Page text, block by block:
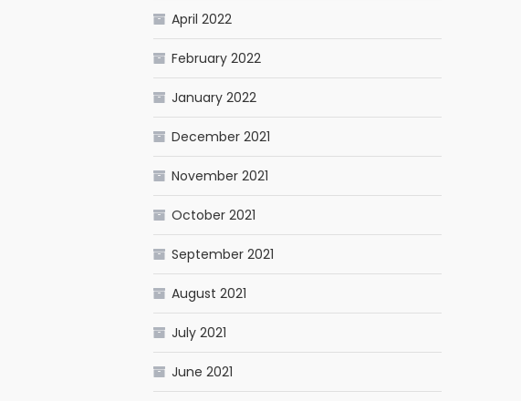
April 2022
February 2022
January 2022
December 2021
November 2021
October 2021
September 2021
August 2021
July 2021
June 2021